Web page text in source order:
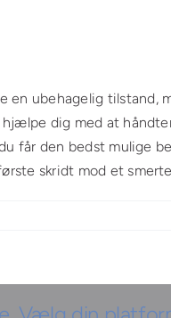
ubehagelig tilstand,
dig med at
får den bedst mulige
skridt mod et